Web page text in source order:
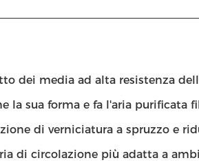
dei media ad alta resistenza
la sua forma e fa l'aria purificata
di verniciatura a spruzzo e
di circolazione più adatta a